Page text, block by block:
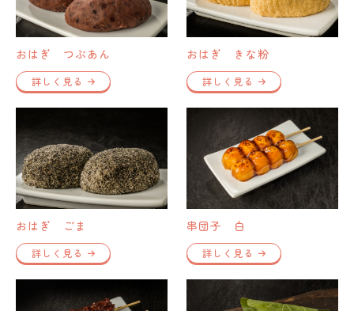
おはぎ つぶあん
詳しく見る
おはぎ きな粉
詳しく見る
おはぎ ごま
詳しく見る
串団子 白
詳しく見る